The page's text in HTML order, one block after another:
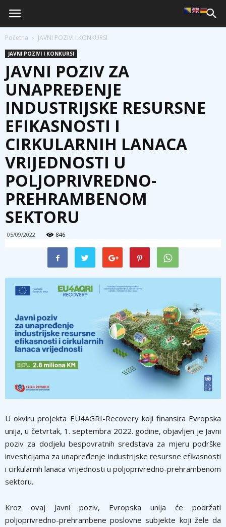
Početna JAVNI POZIVI I KONKURSI
JAVNI POZIVI I KONKURSI
JAVNI POZIV ZA
UNAPREĐENJE
INDUSTRIJSKE RESURSNE
EFIKASNOSTI I
CIRKULARNIH LANACA
VRIJEDNOSTI U
POLJOPRIVREDNO-
PREHRAMBENOM
SEKTORU
05/09/2022 846
U okviru projekta EU4AGRI-Recovery koji finansira Evropska
unija, u četvrtak, 1. septembra 2022. godine, objavljen je Javni
poziv za dodjelu bespovratnih sredstava za mjeru podrške
investicijama za unapređenje industrijske resursne efikasnosti
i cirkularnih lanaca vrijednosti u poljoprivredno-prehrambenom
sektoru.
Kroz ovaj Javni poziv, Evropska unija će podržati
poljoprivredno-prehrambene poslovne subjekte koji žele da